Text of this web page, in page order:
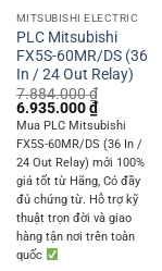
MITSUBISHI ELECTRIC
PLC Mitsubishi
FX5S-60MR/DS (36
In / 24 Out Relay)
7.884.000₫
Original
price
was:
7.884.000 ₫.
6.935.000₫Current
price
is:
Mua PLC Mitsubishi
FX5S-60MR/DS (36 In /
24 Out Relay) mới 100%
giá tốt từ Hãng, Có đầy
đủ chứng từ. Hỗ trợ kỹ
thuật trọn đời và giao
hàng tận nơi trên toàn
quốc